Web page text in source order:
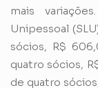
mais
Unipessoal
sócios, R$
quatro sócios,
de quatro